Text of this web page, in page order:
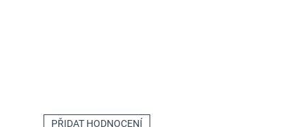
PŘIDAT HODNOCENÍ